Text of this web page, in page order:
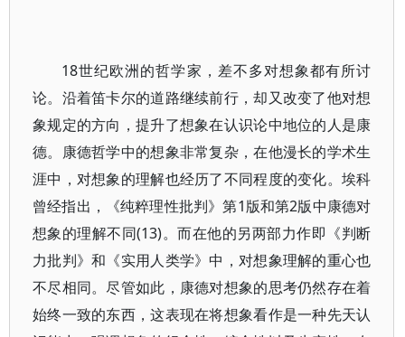
18世纪欧洲的哲学家，差不多对想象都有所讨
论。沿着笛卡尔的道路继续前行，却又改变了他对想
象规定的方向，提升了想象在认识论中地位的人是康
德。康德哲学中的想象非常复杂，在他漫长的学术生
涯中，对想象的理解也经历了不同程度的变化。埃科
曾经指出，《纯粹理性批判》第1版和第2版中康德对
想象的理解不同(13)。而在他的另两部力作即《判断
力批判》和《实用人类学》中，对想象理解的重心也
不尽相同。尽管如此，康德对想象的思考仍然存在着
始终一致的东西，这表现在将想象看作是一种先天认